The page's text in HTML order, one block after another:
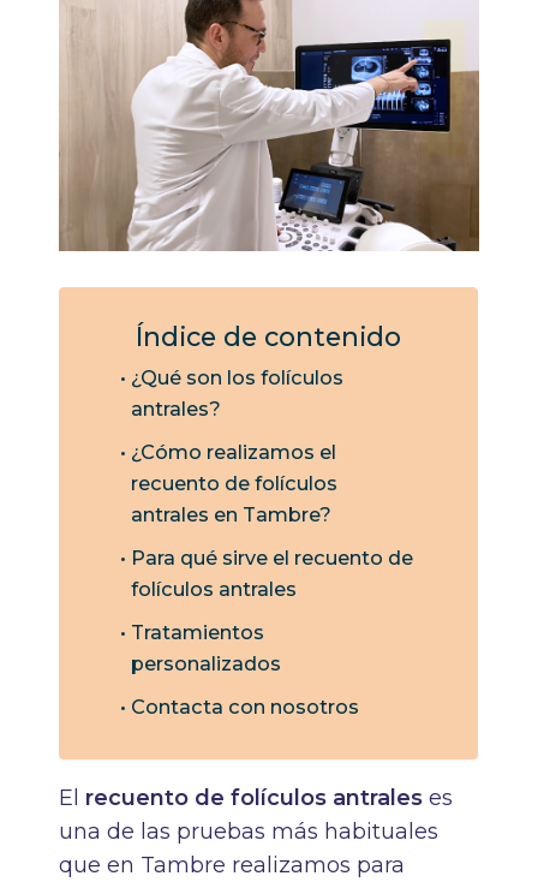
Índice de contenido
¿Qué son los folículos
antrales?
¿Cómo realizamos el
recuento de folículos
antrales en Tambre?
Para qué sirve el recuento de
folículos antrales
Tratamientos
personalizados
Contacta con nosotros
El recuento de folículos antrales es
una de las pruebas más habituales
que en Tambre realizamos para